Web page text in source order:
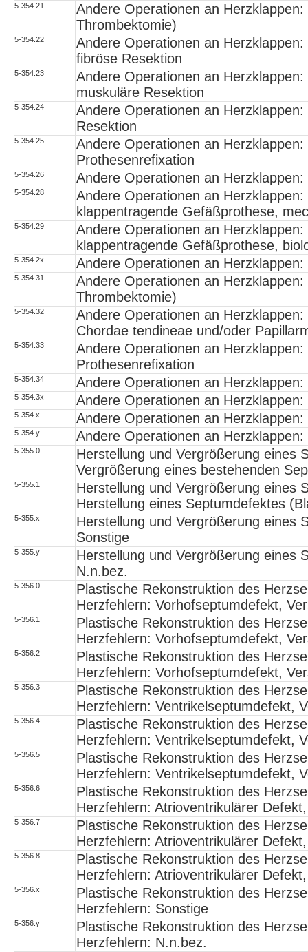
5-354.21
Andere Operationen an
Thrombektomie)
5-354.22
Andere Operationen an
fibröse Resektion
5-354.23
Andere Operationen an
muskuläre Resektion
5-354.24
Andere Operationen an
Resektion
5-354.25
Andere Operationen an
Prothesenrefixation
5-354.26 Andere Operationen an
5-354.28
Andere Operationen an
klappentragende Gefäßprothese,
5-354.29
Andere Operationen an
klappentragende Gefäßprothese,
5-354.2x Andere Operationen an
5-354.31
Andere Operationen an
Thrombektomie)
5-354.32
Andere Operationen an
Chordae tendineae und/oder
5-354.33
Andere Operationen an Herzklappen:
Prothesenrefixation
5-354.34 Andere Operationen an
5-354.3x Andere Operationen an
5-354.x Andere Operationen an Herzklappen:
5-354.y Andere Operationen an
5-355.0
Herstellung und Vergrößerung eines
Vergrößerung eines bestehenden
5-355.1
Herstellung und Vergrößerung eines
Herstellung eines Septumdefektes
5-355.x
Herstellung und Vergrößerung eines
Sonstige
5-355.y
Herstellung und Vergrößerung eines
N.n.bez.
5-356.0
Plastische Rekonstruktion des
Herzfehlern: Vorhofseptumdefekt,
5-356.1
Plastische Rekonstruktion des
Herzfehlern: Vorhofseptumdefekt,
5-356.2
Plastische Rekonstruktion des
Herzfehlern: Vorhofseptumdefekt,
5-356.3
Plastische Rekonstruktion des
Herzfehlern: Ventrikelseptumdefekt,
5-356.4
Plastische Rekonstruktion des
Herzfehlern: Ventrikelseptumdefekt,
5-356.5
Plastische Rekonstruktion des
Herzfehlern: Ventrikelseptumdefekt,
5-356.6
Plastische Rekonstruktion des
Herzfehlern: Atrioventrikulärer
5-356.7
Plastische Rekonstruktion des
Herzfehlern: Atrioventrikulärer
5-356.8
Plastische Rekonstruktion des
Herzfehlern: Atrioventrikulärer
5-356.x
Plastische Rekonstruktion des
Herzfehlern: Sonstige
5-356.y
Plastische Rekonstruktion des
Herzfehlern: N.n.bez.